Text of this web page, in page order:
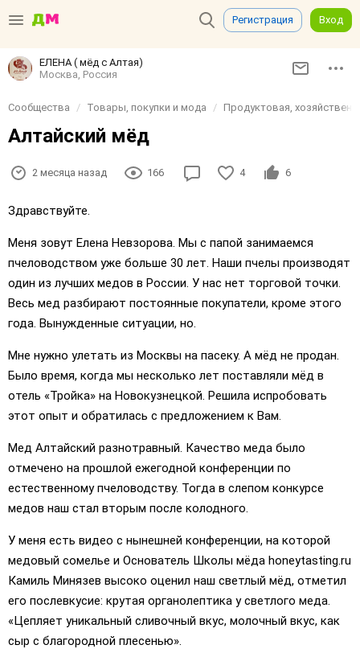
Регистрация Вход
ЕЛЕНА ( мёд с Алтая)
Москва, Россия
Сообщества Товары, покупки и мода Продуктовая,
Алтайский мёд
2 месяца назад 166 4 6
Здравствуйте.
Меня зовут Елена Невзорова. Мы с папой занимаемся
пчеловодством уже больше 30 лет. Наши пчелы производят
один из лучших медов в России. У нас нет торговой точки.
Весь мед разбирают постоянные покупатели, кроме этого
года. Вынужденные ситуации, но.
Мне нужно улетать из Москвы на пасеку. А мёд не продан.
Было время, когда мы несколько лет поставляли мёд в
отель «Тройка» на Новокузнецкой. Решила испробовать
этот опыт и обратилась с предложением к Вам.
Мед Алтайский разнотравный. Качество меда было
отмечено на прошлой ежегодной конференции по
естественному пчеловодству. Тогда в слепом конкурсе
медов наш стал вторым после колодного.
У меня есть видео с нынешней конференции, на которой
медовый сомелье и Основатель Школы мёда honeytasting.ru
Камиль Минязев высоко оценил наш светлый мёд, отметил
его послевкусие: крутая органолептика у светлого меда.
«Цепляет уникальный сливочный вкус, молочный вкус, как
сыр с благородной плесенью».